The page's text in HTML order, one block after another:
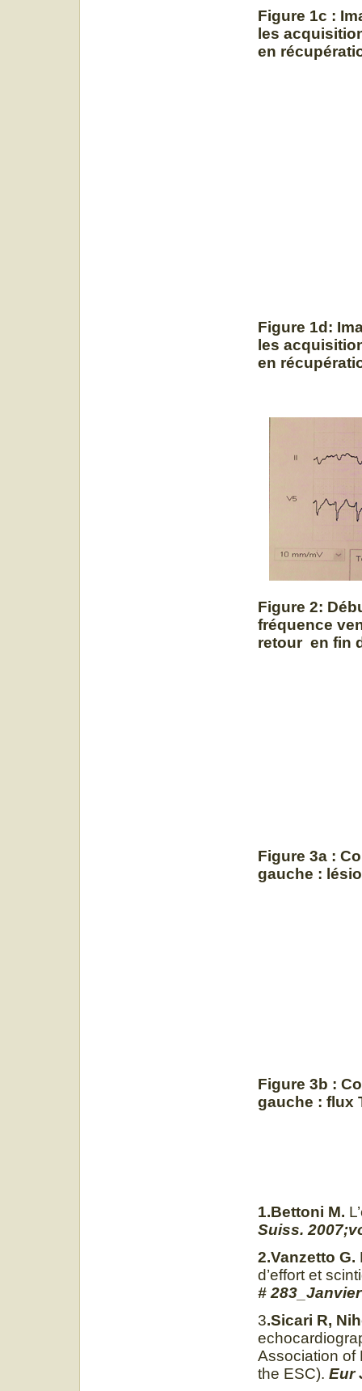
Figure 1c :
les
en
Figure 1d:
les
en
Figure 2:
fréquence
retour en fin
Figure 3a :
gauche :
Figure 3b :
gauche : flux
1.Bettoni M.
Suiss.
2.Vanzetto G.
d’effort et
#
3.Sicari R,
Association of
the ESC). Eur